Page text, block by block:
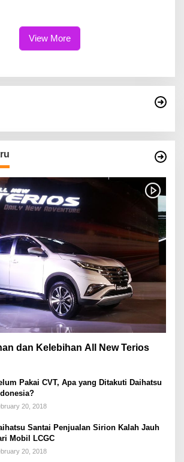
View More
dan Kelebihan All New Terios
Pakai CVT, Apa yang Ditakuti Daihatsu
20, 2018
Santai Penjualan Sirion Kalah Jauh
Mobil LCGC
20, 2018